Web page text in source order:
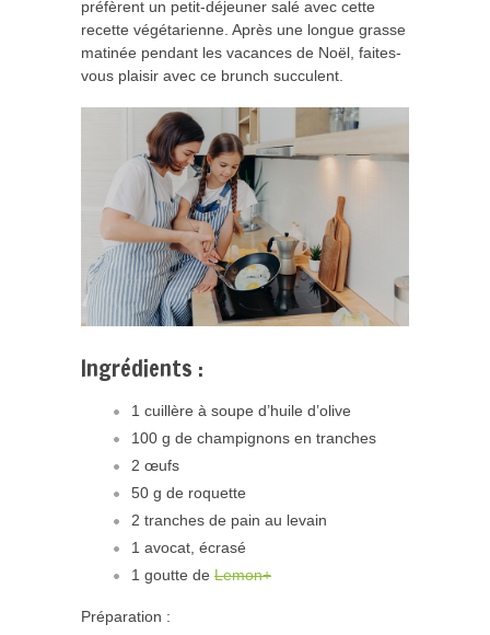
préfèrent un petit-déjeuner salé avec cette
recette végétarienne. Après une longue grasse
matinée pendant les vacances de Noël, faites-
vous plaisir avec ce brunch succulent.
Ingrédients :
1 cuillère à soupe d’huile d’olive
100 g de champignons en tranches
2 œufs
50 g de roquette
2 tranches de pain au levain
1 avocat, écrasé
1 goutte de Lemon+
Préparation :